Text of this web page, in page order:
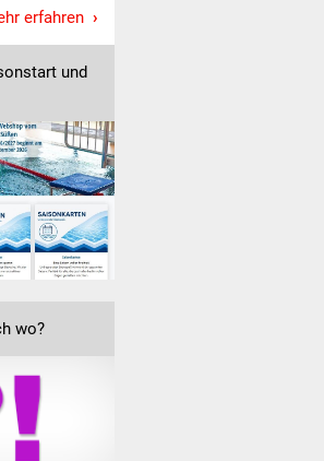
erfahren
und
wo?